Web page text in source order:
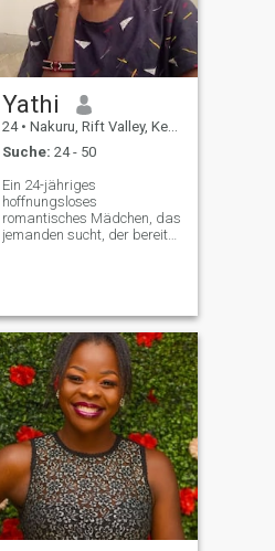
das Leben bereichert.
Yathi
24 • Nakuru, Rift Valley, Kenia
Suche: 24 - 50
Ein 24-jähriges
hoffnungsloses
romantisches Mädchen, das
jemanden sucht, der bereit
der als Nakuru bekannt ist,
der nächsten Stadt von
Nairobi. lassen Sie mich das
nicht vergessen ich bin ein
Tomboy als ich aufwuchs,
war ich umgeben von
Jungen, die mich an das
Leben anpassen ließen Stil,
den ich nicht oft
Mädchenklamotten anziehe,
nur um zu erwähnen